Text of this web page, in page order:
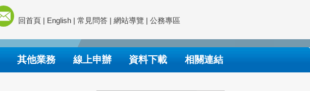
回首頁 | English | 常見問答 | 網站導覽 | 公務專區
其他業務 線上申辦 資料下載 相關連結